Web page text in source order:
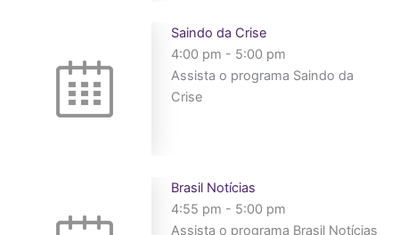
Saindo da Crise
4:00 pm - 5:00 pm
Assista o programa Saindo da
Crise
Brasil Notícias
4:55 pm - 5:00 pm
Assista o programa Brasil Notícias